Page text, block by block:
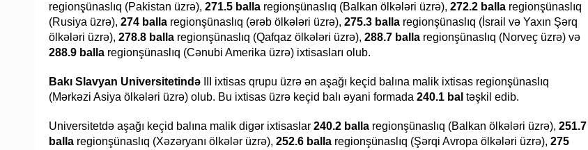
regionşünaslıq (Pakistan üzrə), 271.5 balla regionşünaslıq (Balkan ölkələri üzrə), 272.2 balla regionşünaslıq
(Rusiya üzrə), 274 balla regionşünaslıq (ərəb ölkələri üzrə), 275.3 balla regionşünaslıq (İsrail və Yaxın Şərq
ölkələri üzrə), 278.8 balla regionşünaslıq (Qafqaz ölkələri üzrə), 288.7 balla regionşünaslıq (Norveç üzrə) və
288.9 balla regionşünaslıq (Cənubi Amerika üzrə) ixtisasları olub.
Bakı Slavyan Universitetində III ixtisas qrupu üzrə ən aşağı keçid balına malik ixtisas regionşünaslıq
(Mərkəzi Asiya ölkələri üzrə) olub. Bu ixtisas üzrə keçid balı əyani formada 240.1 bal təşkil edib.
Universitetdə aşağı keçid balına malik digər ixtisaslar 240.2 balla regionşünaslıq (Balkan ölkələri üzrə), 251.7
balla regionşünaslıq (Xəzəryanı ölkələr üzrə), 252.6 balla regionşünaslıq (Şərqi Avropa ölkələri üzrə), 275